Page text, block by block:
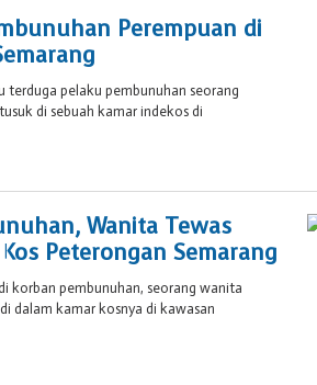
Perempuan di
terduga pelaku pembunuhan seorang
di sebuah kamar indekos di
Wanita Tewas
Peterongan Semarang
korban pembunuhan, seorang wanita
dalam kamar kosnya di kawasan